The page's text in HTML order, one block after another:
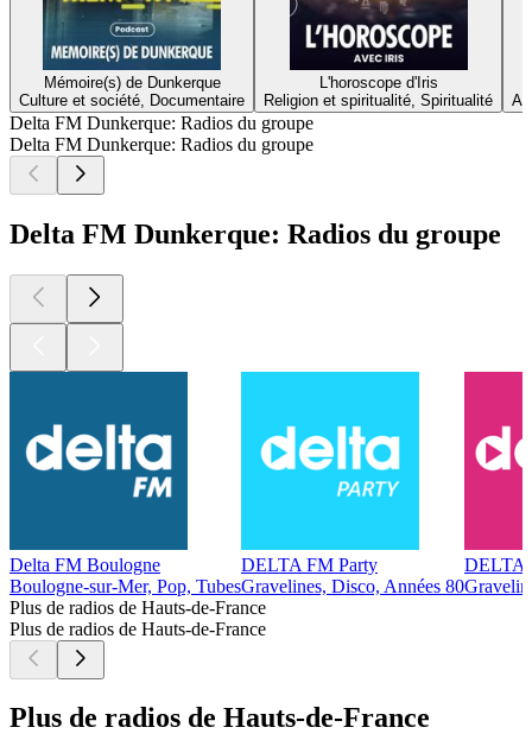
Mémoire(s) de Dunkerque
Culture et société, Documentaire
L'horoscope d'Iris
Religion et spiritualité, Spiritualité
Delta FM Dunkerque: Radios du groupe
Delta FM Dunkerque: Radios du groupe
Delta FM Dunkerque: Radios du groupe
Delta FM Boulogne
Boulogne-sur-Mer, Pop, Tubes
DELTA FM Party
Gravelines, Disco, Années 80
Plus de radios de Hauts-de-France
Plus de radios de Hauts-de-France
Plus de radios de Hauts-de-France